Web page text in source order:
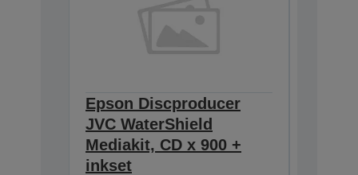
Epson Discproducer
JVC WaterShield
Mediakit, CD x 900 +
inkset